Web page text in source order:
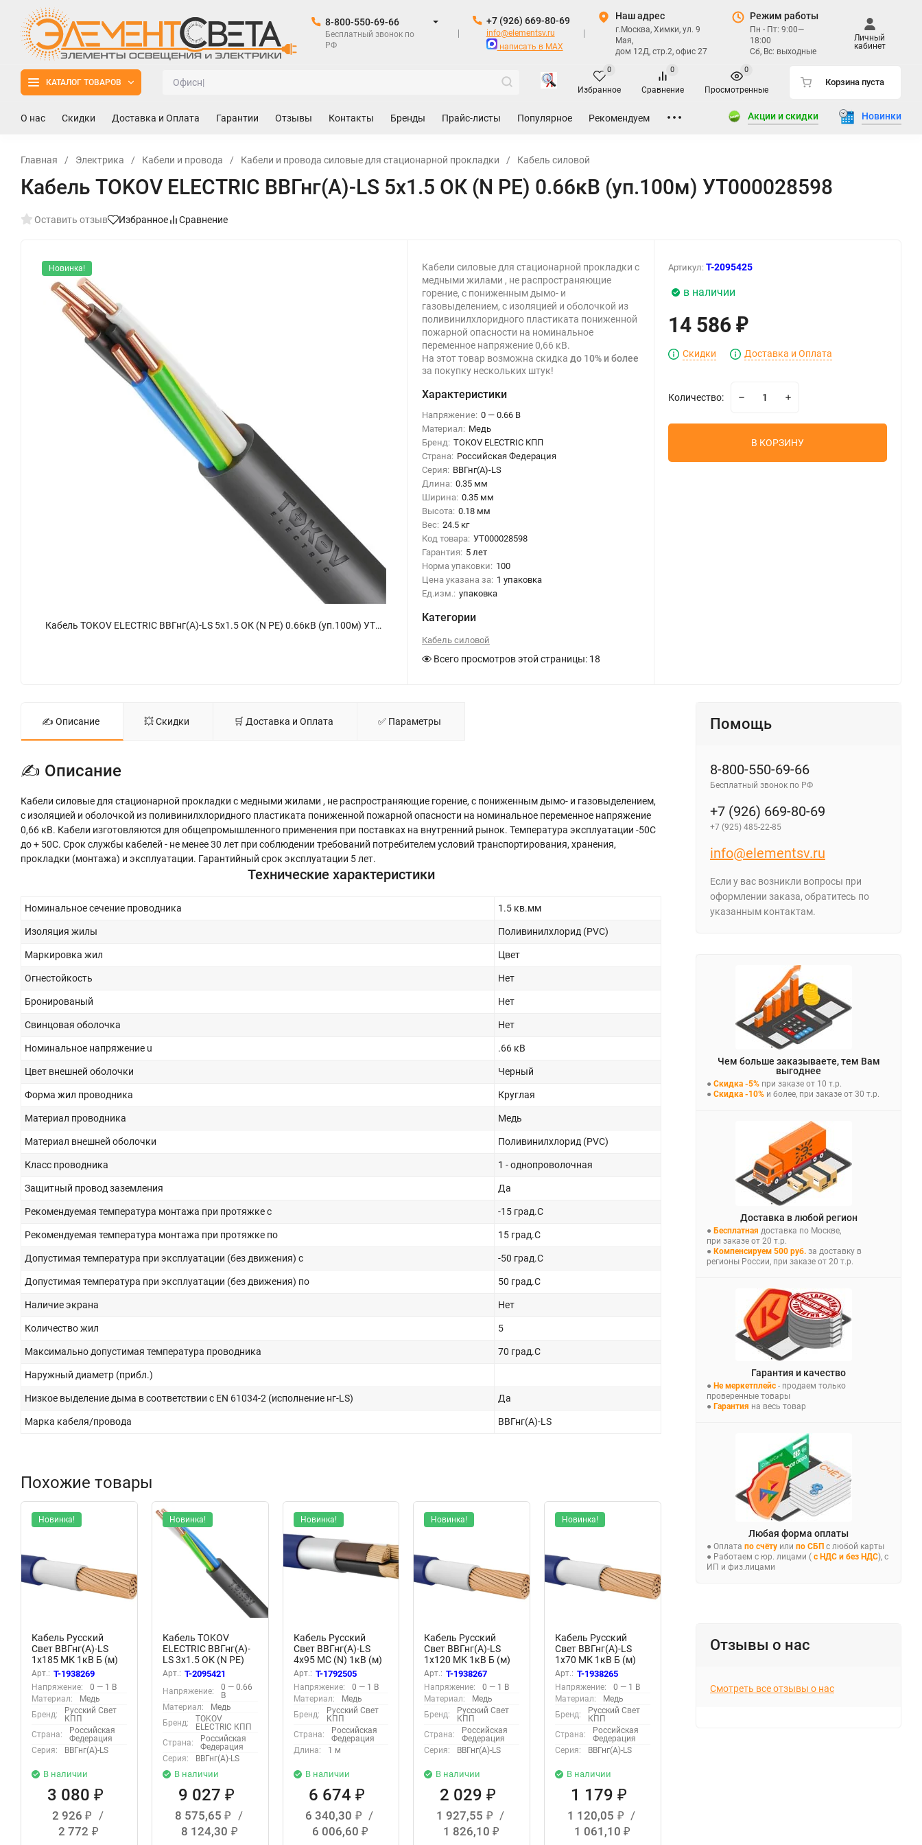
8-800-550-69-66
Бесплатный звонок по
РФ
+7 (926) 669-80-69
info@elementsv.ru
написать в MAX
Наш адрес
г.Москва, Химки, ул. 9
Мая,
дом 12Д, стр.2, офис 27
Режим работы
Пн - Пт: 9:00—
18:00
Сб, Вс: выходные
Личный
кабинет
КАТАЛОГ ТОВАРОВ
Избранное
0
Сравнение
0
Просмотренные
0
Корзина пуста
О нас Скидки Доставка и Оплата Гарантии Отзывы Контакты Бренды Прайс-листы Популярное Рекомендуем Акции и скидки Новинки
Главная / Электрика / Кабели и провода / Кабели и провода силовые для стационарной прокладки / Кабель силовой
Кабель TOKOV ELECTRIC ВВГнг(А)-LS 5х1.5 ОК (N PE) 0.66кВ (уп.100м) УТ000028598
Оставить отзыв Избранное Сравнение
Новинка!
Кабель TOKOV ELECTRIC ВВГнг(А)-LS 5х1.5 ОК (N PE) 0.66кВ (уп.100м) УТ000028598 - фото
Кабели силовые для стационарной прокладки с
медными жилами , не распространяющие
горение, с пониженным дымо- и
газовыделением, с изоляцией и оболочкой из
поливинилхлоридного пластиката пониженной
пожарной опасности на номинальное
переменное напряжение 0,66 кВ.
На этот товар возможна скидкадо 10% и более
за покупку нескольких штук!
Характеристики
Напряжение: 0 — 0.66 В
Материал: Медь
Бренд: TOKOV ELECTRIC КПП
Страна: Российская Федерация
Серия: ВВГнг(А)-LS
Длина: 0.35 мм
Ширина: 0.35 мм
Высота: 0.18 мм
Вес: 24.5 кг
Код товара: УТ000028598
Гарантия: 5 лет
Норма упаковки: 100
Цена указана за: 1 упаковка
Ед.изм.: упаковка
Категории
Кабель силовой
Всего просмотров этой страницы: 18
Артикул:T-2095425
в наличии
14 586₽
Скидки Доставка и Оплата
Количество:
В КОРЗИНУ
✍ Описание 💥 Скидки 🛒 Доставка и Оплата ✅ Параметры
✍ Описание
Кабели силовые для стационарной прокладки с медными жилами , не распространяющие горение, с пониженным дымо- и газовыделением,
с изоляцией и оболочкой из поливинилхлоридного пластиката пониженной пожарной опасности на номинальное переменное напряжение
0,66 кВ. Кабели изготовляются для общепромышленного применения при поставках на внутренний рынок. Температура эксплуатации -50С
до + 50С. Срок службы кабелей - не менее 30 лет при соблюдении требований потребителем условий транспортирования, хранения,
прокладки (монтажа) и эксплуатации. Гарантийный срок эксплуатации 5 лет.
Технические характеристики
Номинальное сечение проводника 1.5 кв.мм
Изоляция жилы Поливинилхлорид (PVC)
Маркировка жил Цвет
Огнестойкость Нет
Бронированый Нет
Свинцовая оболочка Нет
Номинальное напряжение u .66 кВ
Цвет внешней оболочки Черный
Форма жил проводника Круглая
Материал проводника Медь
Материал внешней оболочки Поливинилхлорид (PVC)
Класс проводника 1 - однопроволочная
Защитный провод заземления Да
Рекомендуемая температура монтажа при протяжке с -15 град.C
Рекомендуемая температура монтажа при протяжке по 15 град.C
Допустимая температура при эксплуатации (без движения) с -50 град.C
Допустимая температура при эксплуатации (без движения) по 50 град.C
Наличие экрана Нет
Количество жил 5
Максимально допустимая температура проводника 70 град.C
Наружный диаметр (прибл.)
Низкое выделение дыма в соответствии с EN 61034-2 (исполнение нг-LS) Да
Марка кабеля/провода ВВГнг(А)-LS
Похожие товары
Новинка!
Кабель Русский
Свет ВВГнг(А)-LS
1х185 МК 1кВ Б (м)
ЭК000107593
Арт.: T-1938269
Напряжение:
0 — 1 В
Материал:
Медь
Бренд:
Русский Свет
КПП
Страна:
Российская
Федерация
Серия:
ВВГнг(А)-LS
В наличии
3 080 ₽
2 926 ₽
/
2 772 ₽
Новинка!
Кабель TOKOV
ELECTRIC ВВГнг(А)-
LS 3х1.5 ОК (N PE)
0.66кВ (уп.100м)
УТ000028595
Арт.: T-2095421
Напряжение:
0 — 0.66
В
Материал:
Медь
Бренд:
TOKOV
ELECTRIC КПП
Страна:
Российская
Федерация
Серия:
ВВГнг(А)-LS
В наличии
9 027 ₽
8 575,65 ₽
/
8 124,30 ₽
Новинка!
Кабель Русский
Свет ВВГнг(А)-LS
4х95 МС (N) 1кВ (м)
ЭК000105278
Арт.: T-1792505
Напряжение:
0 — 1 В
Материал:
Медь
Бренд:
Русский Свет
КПП
Страна:
Российская
Федерация
Длина:
1 м
В наличии
6 674₽
6 340,30 ₽
/
6 006,60 ₽
Новинка!
Кабель Русский
Свет ВВГнг(А)-LS
1х120 МК 1кВ Б (м)
ЭК000107583
Арт.: T-1938267
Напряжение:
0 — 1 В
Материал:
Медь
Бренд:
Русский Свет
КПП
Страна:
Российская
Федерация
Серия:
ВВГнг(А)-LS
В наличии
2 029₽
1 927,55 ₽
/
1 826,10 ₽
Новинка!
Кабель Русский
Свет ВВГнг(А)-LS
1х70 МК 1кВ Б (м)
ЭК000107573
Арт.: T-1938265
Напряжение:
0 — 1 В
Материал:
Медь
Бренд:
Русский Свет
КПП
Страна:
Российская
Федерация
Серия:
ВВГнг(А)-LS
В наличии
1 179₽
1 120,05 ₽
/
1 061,10 ₽
Помощь
8-800-550-69-66
Бесплатный звонок по РФ
+7 (926) 669-80-69
+7 (925) 485-22-85
info@elementsv.ru
Если у вас возникли вопросы при
оформлении заказа, обратитесь по
указанным контактам.
Чем больше заказываете, тем Вам
выгоднее
● Скидка -5% при заказе от 10 т.р.
● Скидка -10% и более, при заказе от 30 т.р.
Доставка в любой регион
● Бесплатная доставка по Москве,
при заказе от 20 т.р.
● Компенсируем 500 руб. за доставку в
регионы России, при заказе от 20 т.р.
Гарантия и качество
● Не меркетплейс - продаем только
проверенные товары
● Гарантия на весь товар
Любая форма оплаты
● Оплата по счёту или по СБП с любой карты
● Работаем с юр. лицами ( с НДС и без НДС), с
ИП и физ.лицами
Отзывы о нас
Смотреть все отзывы о нас